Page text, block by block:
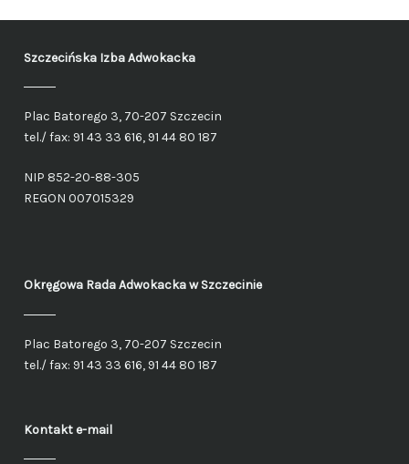
Szczecińska Izba Adwokacka
Plac Batorego 3, 70-207 Szczecin
tel./ fax: 91 43 33 616, 91 44 80 187
NIP 852-20-88-305
REGON 007015329
Okręgowa Rada Adwokackaw Szczecinie
Plac Batorego 3, 70-207 Szczecin
tel./ fax: 91 43 33 616, 91 44 80 187
Kontakt e-mail